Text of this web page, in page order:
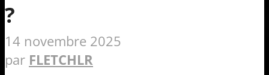
?
14 novembre 2025
par FLETCHLR